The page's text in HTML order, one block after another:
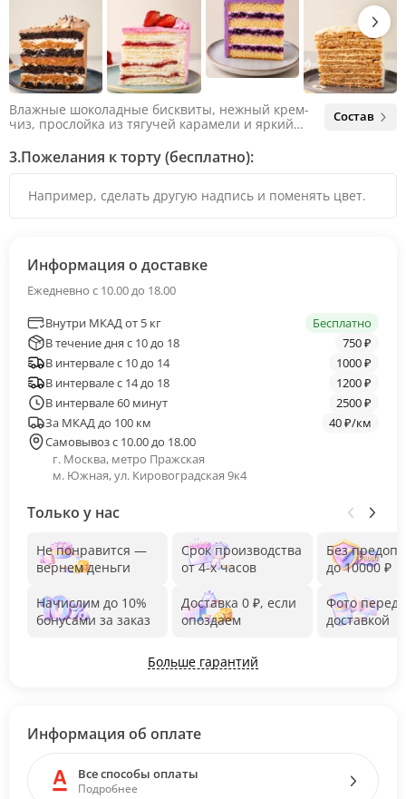
Влажные шоколадные бисквиты, нежный крем-
чиз, прослойка из тягучей карамели и яркий
яркий вкус шоколада и тягучей карамели, не
оставляя ни единого шанса остаться
Состав
3.Пожелания к торту (бесплатно):
Информация о доставке
Ежедневно с 10.00 до 18.00
Внутри МКАД от 5 кг
Бесплатно
В течение дня с 10 до 18
750 ₽
В интервале с 10 до 14
1000 ₽
В интервале с 14 до 18
1200 ₽
В интервале 60 минут
2500 ₽
За МКАД до 100 км
40 ₽/км
Самовывоз с 10.00 до 18.00
г. Москва, метро Пражская
м. Южная, ул. Кировоградская 9к4
Только у нас
Не понравится —
вернем деньги
Начислим до 10%
бонусами за заказ
Срок производства
от 4-х часов
Доставка 0 ₽, если
опоздаем
Без
до 10000 ₽
Фото перед
доставкой
Больше гарантий
Информация об оплате
Все способы оплаты
Подробнее